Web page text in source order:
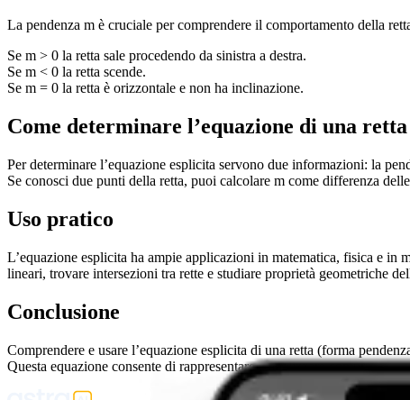
La pendenza m è cruciale per comprendere il comportamento della
Se m > 0 la retta sale procedendo da sinistra a destra.
Se m < 0 la retta scende.
Se m = 0 la retta è orizzontale e non ha inclinazione.
Come determinare l’equazione di una retta
Per determinare l’equazione esplicita servono due informazioni: la
Se conosci due punti della retta, puoi calcolare m come differenza
Uso pratico
L’equazione esplicita ha ampie applicazioni in matematica, fisica e
lineari, trovare intersezioni tra rette e studiare proprietà geometriche
Conclusione
Comprendere e usare l’equazione esplicita di una retta (forma
Questa equazione consente di rappresentare e analizzare con